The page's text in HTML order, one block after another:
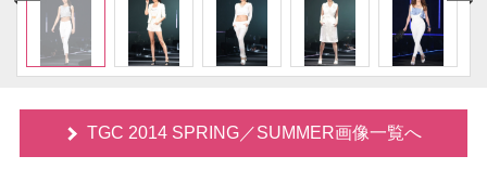
TGC 2014 SPRING／SUMMER画像一覧へ